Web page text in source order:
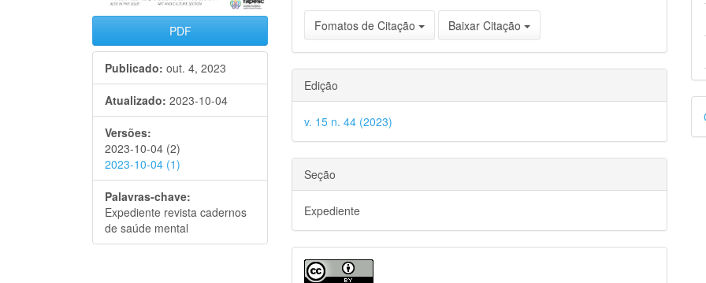
PDF
Publicado: out. 4, 2023
Atualizado: 2023-10-04
Versões:
2023-10-04 (2)
2023-10-04 (1)
Palavras-chave:
Expediente revista cadernos
de saúde mental
Fomatos de Citação Baixar Citação
Edição
v. 15 n. 44 (2023)
Seção
Expediente